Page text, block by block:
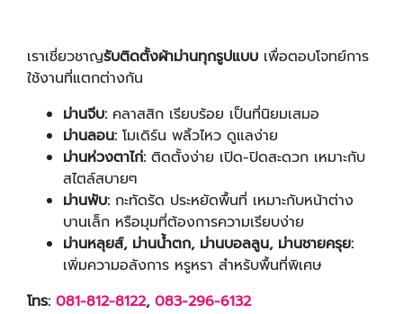
เราเชี่ยวชาญรับติดตั้งผ้าม่านทุกรูปแบบ เพื่อตอบโจทย์การ
ใช้งานที่แตกต่างกัน
ม่านจีบ: คลาสสิก เรียบร้อย เป็นที่นิยมเสมอ
ม่านลอน: โมเดิร์น พลิ้วไหว ดูแลง่าย
ม่านห่วงตาไก่: ติดตั้งง่าย เปิด-ปิดสะดวก เหมาะกับ
สไตล์สบายๆ
ม่านพับ: กะทัดรัด ประหยัดพื้นที่ เหมาะกับหน้าต่าง
บานเล็ก หรือมุมที่ต้องการความเรียบง่าย
ม่านหลุยส์, ม่านน้ำตก, ม่านบอลลูน, ม่านชายครุย:
เพิ่มความอลังการ หรูหรา สำหรับพื้นที่พิเศษ
โทร: 081-812-8122, 083-296-6132